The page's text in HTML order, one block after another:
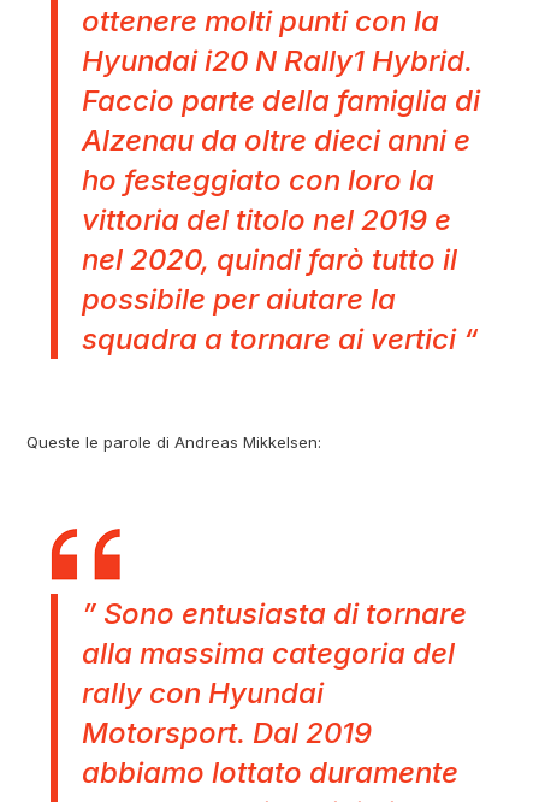
ottenere molti punti con la
Hyundai i20 N Rally1 Hybrid.
Faccio parte della famiglia di
Alzenau da oltre dieci anni e
ho festeggiato con loro la
vittoria del titolo nel 2019 e
nel 2020, quindi farò tutto il
possibile per aiutare la
squadra a tornare ai vertici “
Queste le parole di Andreas Mikkelsen:
” Sono entusiasta di tornare
alla massima categoria del
rally con Hyundai
Motorsport. Dal 2019
abbiamo lottato duramente